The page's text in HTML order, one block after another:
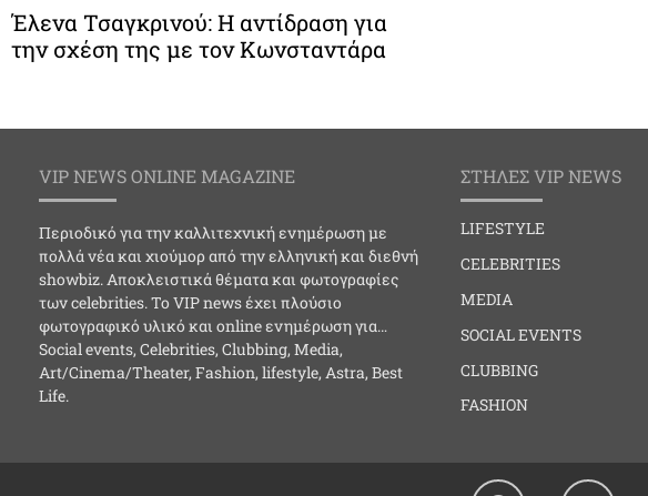
Έλενα Τσαγκρινού: Η αντίδραση για
την σχέση της με τον Κωνσταντάρα
VIP NEWS ONLINE MAGAZINE
Περιοδικό για την καλλιτεχνική ενημέρωση με
πολλά νέα και χιούμορ από την ελληνική και διεθνή
showbiz. Αποκλειστικά θέματα και φωτογραφίες
των celebrities. Το VIP news έχει πλούσιο
φωτογραφικό υλικό και online ενημέρωση για…
Social events, Celebrities, Clubbing, Media,
Art/Cinema/Theater, Fashion, lifestyle, Astra, Best
Life.
ΣΤΗΛΕΣ VIP NEWS
LIFESTYLE
CELEBRITIES
MEDIA
SOCIAL EVENTS
CLUBBING
FASHION